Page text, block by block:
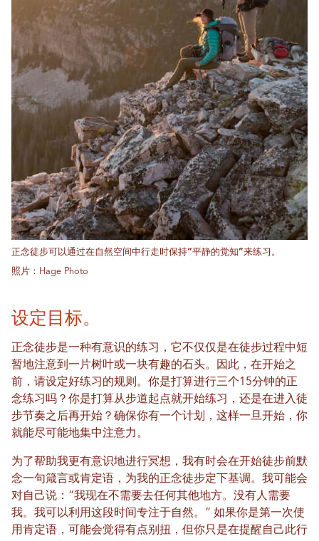
正念徒步可以通过在自然空间中行走时保持“平静的觉知”来练习。
照片：Hage Photo
设定目标。
正念徒步是一种有意识的练习，它不仅仅是在徒步过程中短
暂地注意到一片树叶或一块有趣的石头。因此，在开始之
前，请设定好练习的规则。你是打算进行三个15分钟的正
念练习吗？你是打算从步道起点就开始练习，还是在进入徒
步节奏之后再开始？确保你有一个计划，这样一旦开始，你
就能尽可能地集中注意力。
为了帮助我更有意识地进行冥想，我有时会在开始徒步前默
念一句箴言或肯定语，为我的正念徒步定下基调。我可能会
对自己说：“我现在不需要去任何其他地方。没有人需要
我。我可以利用这段时间专注于自然。” 如果你是第一次使
用肯定语，可能会觉得有点别扭，但你只是在提醒自己此行